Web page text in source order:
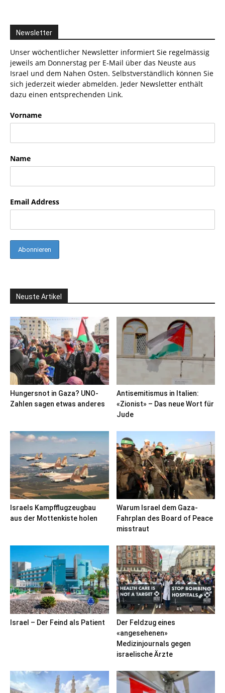
Newsletter
Unser wöchentlicher Newsletter informiert Sie regelmässig
jeweils am Donnerstag per E-Mail über das Neuste aus
Israel und dem Nahen Osten. Selbstverständlich können Sie
sich jederzeit wieder abmelden. Jeder Newsletter enthält
dazu einen entsprechenden Link.
Vorname
Name
Email Address
Neuste Artikel
Hungersnot in Gaza? UNO-
Zahlen sagen etwas anderes
Antisemitismus in Italien:
«Zionist» – Das neue Wort für
Jude
Israels Kampfflugzeugbau
aus der Mottenkiste holen
Warum Israel dem Gaza-
Fahrplan des Board of Peace
misstraut
Israel – Der Feind als Patient
Der Feldzug eines
«angesehenen»
Medizinjournals gegen
israelische Ärzte